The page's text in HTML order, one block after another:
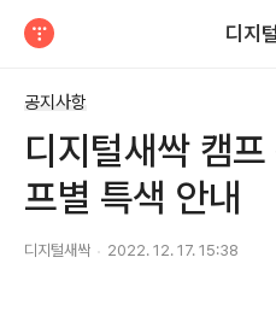
디지
공지사항
디지털새싹 캠
프별 특색 안내
디지털새싹 2022. 12. 17. 15:38